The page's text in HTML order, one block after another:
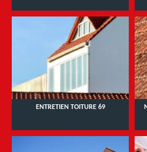
ENTRETIEN TOITURE 69